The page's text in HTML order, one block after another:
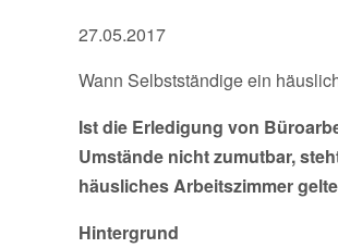
27.05.2017
Wann Selbstständige ein
Ist die Erledigung von
Umstände nicht zumutbar,
häusliches Arbeitszimmer
Hintergrund